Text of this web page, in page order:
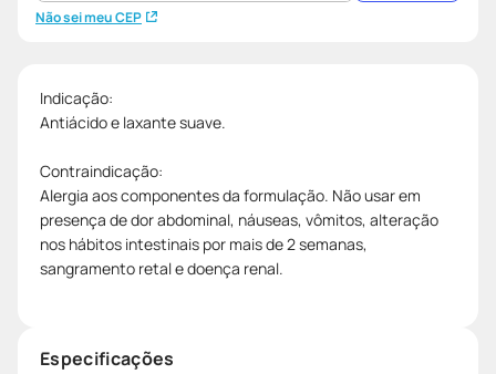
Não sei meu CEP
Indicação:
Antiácido e laxante suave.
Contraindicação:
Alergia aos componentes da formulação. Não usar em
presença de dor abdominal, náuseas, vômitos, alteração
nos hábitos intestinais por mais de 2 semanas,
sangramento retal e doença renal.
Especificações